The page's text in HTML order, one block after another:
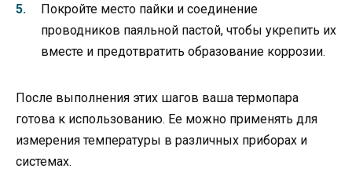
Покройте место пайки и соединение
проводников паяльной пастой, чтобы укрепить их
вместе и предотвратить образование коррозии.
После выполнения этих шагов ваша термопара
готова к использованию. Ее можно применять для
измерения температуры в различных приборах и
системах.